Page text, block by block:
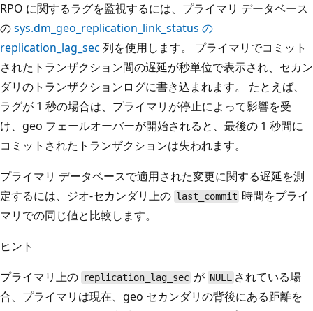
RPO に関するラグを監視するには、プライマリ データベース
のsys.dm_geo_replication_link_status の
replication_lag_sec 列を使用します。 プライマリでコミット
されたトランザクション間の遅延が秒単位で表示され、セカン
ダリのトランザクションログに書き込まれます。 たとえば、
ラグが 1 秒の場合は、プライマリが停止によって影響を受
け、geo フェールオーバーが開始されると、最後の 1 秒間に
コミットされたトランザクションは失われます。
プライマリ データベースで適用された変更に関する遅延を測
定するには、ジオ-セカンダリ上の last_commit 時間をプライ
マリでの同じ値と比較します。
ヒント
プライマリ上の replication_lag_sec が NULL されている場
合、プライマリは現在、geo セカンダリの背後にある距離を